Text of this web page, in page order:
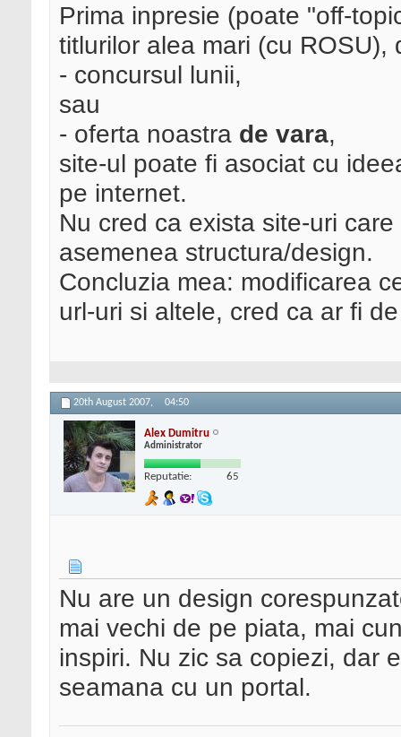
Prima inpresie (poate "off-
titlurilor alea mari (cu ROSU),
- concursul lunii,
sau
- oferta noastra de vara,
site-ul poate fi asociat cu
pe internet.
Nu cred ca exista site-uri
asemenea structura/design.
Concluzia mea: modificarea
url-uri si altele, cred ca ar fi
20th August 2007, 04:50
Alex Dumitru
Administrator
Reputatie: 65
Nu are un design
mai vechi de pe piata, mai
inspiri. Nu zic sa copiezi, dar
seamana cu un portal.